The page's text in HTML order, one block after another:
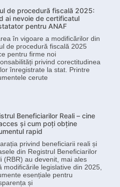
de procedură fiscală 2025:
ai nevoie de certificatul
pentru ANAF
în vigoare a modificărilor din
de procedură fiscală 2025
pentru firme noi
privind corectitudinea
înregistrate la stat. Printre
cerute
Beneficiarilor Reali – cine
și cum poți obține
rapid
privind beneficiarii reali și
din Registrul Beneficiarilor
(RBR) au devenit, mai ales
modificările legislative din 2025,
esențiale pentru
și